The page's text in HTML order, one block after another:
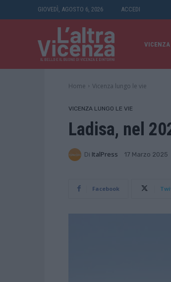
GIOVEDÌ, AGOSTO 6, 2026 ACCEDI
VICENZA
Home Vicenza lungo le vie
VICENZA LUNGO LE VIE
Ladisa, nel
Di ItalPress 17 Marzo 2025
Facebook